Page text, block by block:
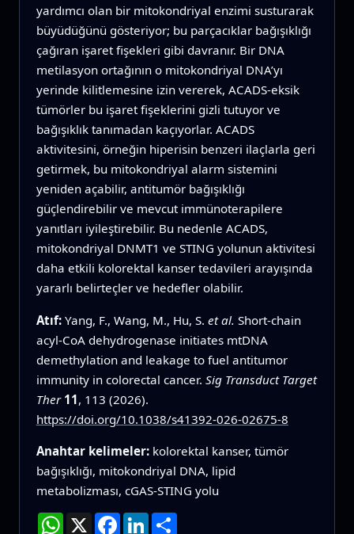
yardımcı olan bir mitokondriyal enzimi susturarak
büyüdüğünü gösteriyor; bu parçacıklar bağışıklığı
çağıran işaret fişekleri gibi davranır. Bir DNA
metilasyon ortağının o mitokondriyal DNA’yı
yerinde kilitlemesine izin vererek, ACADS-eksik
tümörler bu işaret fişeklerini gizli tutuyor ve
bağışıklık tanımadan kaçıyorlar. ACADS
aktivitesini, örneğin hiperisin benzeri ilaçlarla geri
getirmek, bu mitokondriyal alarm sistemini
yeniden açabilir, antitumör bağışıklığı
güçlendirebilir ve mevcut immünoterapilere
yanıtları iyileştirebilir. Bu nedenle ACADS,
mitokondriyal DNMT1 ve STING yolunun aktivitesi
daha etkili kolorektal kanser tedavileri arayışında
yararlı belirteçler ve hedefler olabilir.
Atıf: Yang, F., Wang, M., Hu, S. et al. Short-chain
acyl-CoA dehydrogenase initiates mtDNA
demethylation and leakage to fuel antitumor
immunity in colorectal cancer. Sig Transduct Target
Ther 11, 113 (2026).
https://doi.org/10.1038/s41392-026-02675-8
Anahtar kelimeler: kolorektal kanser, tümör
bağışıklığı, mitokondriyal DNA, lipid
metabolizması, cGAS-STING yolu
WhatsApp
X Facebook
LinkedInPaylaş